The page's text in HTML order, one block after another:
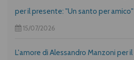
per il presente: "Un santo per amico"
15/07/2026
L'amore di Alessandro Manzoni per il